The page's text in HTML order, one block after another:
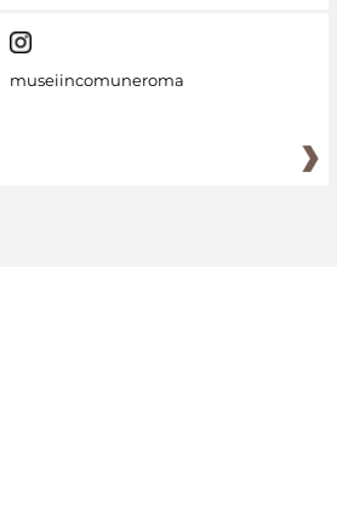
museiincomuneroma